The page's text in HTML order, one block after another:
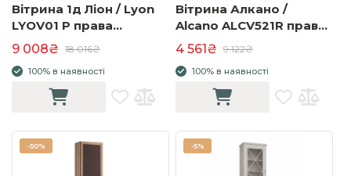
Вітрина 1д Ліон / Lyon
LYOV01 P права
платинум/темно-сірий
9 008₴ 18 016₴
100% в наявності
Вітрина Алкано /
Alcano ALCV521R права
дуб шляхетний/білий
глянець
4 561₴ 9 122₴
100% в наявності
-50% -5%